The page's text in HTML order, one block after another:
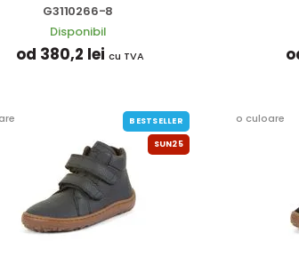
G3110266-8
Disponibil
od 380,2 lei cu TVA
BESTSELLER
SUN25
o culoare